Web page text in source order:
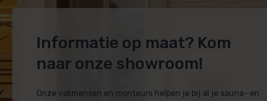
Informatie op maat? Kom
naar onze showroom!
Onze vakmensen en monteurs helpen je bij al je sauna- en